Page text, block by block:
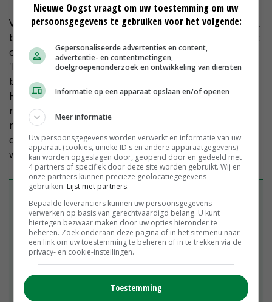
Volgens de ondernemers vraagt de teelt niet veel werk,
behalve op twee piekmomenten in het voorjaar om het
onkruid te verwijderen en in het najaar bij de oogst.
'Het lijkt ons leuk als er in de Krimpenerwaard meer
boeren beginnen met cranberryteelt', zegt Harleman.
Hij kan zich voorstellen dat veehouders dat als
neventak gaan doen door er 1 of 2 hectare voor vrij te
maken. 'De spoedcursus omgaan met teleurstellingen
die wij hebben gehad, hoeven zij niet meer te volgen,
want wij willen onze ervaringen graag delen.'
Belangstelling voor verse cranberry's
Voor verse cranberry's, die oogstrijp zijn tussen
half september en eind oktober, is in Nederland
veel belangstelling, omdat de meeste bessen nu
ingevroren uit de Verenigde Staten en Canada
komen en minder van kwaliteit zijn. The Cranberry
Company levert zijn cranberry's aan een groot
inkoopbedrijf in biologische groente en fruit en
Nieuwe Oogst vraagt om uw toestemming om uw
persoonsgegevens te gebruiken voor het volgende:
Gepersonaliseerde advertenties en content,
advertentie- en contentmetingen,
doelgroepenonderzoek en ontwikkeling van diensten
Informatie op een apparaat opslaan en/of openen
Meer informatie
Uw persoonsgegevens worden verwerkt en informatie van uw
apparaat (cookies, unieke ID's en andere apparaatgegevens)
kan worden opgeslagen door, geopend door en gedeeld met
4 partners of specifiek door deze site worden gebruikt. Wij en
onze partners kunnen precieze geolocatiegegevens
gebruiken. Lijst met partners.
Bepaalde leveranciers kunnen uw persoonsgegevens
verwerken op basis van gerechtvaardigd belang. U kunt
hiertegen bezwaar maken door uw opties hieronder te
beheren. Zoek onderaan deze pagina of in het sitemenu naar
een link om uw toestemming te beheren of in te trekken via de
privacy- en cookie-instellingen.
Toestemming